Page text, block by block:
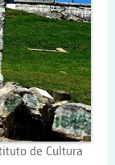
de Cultura